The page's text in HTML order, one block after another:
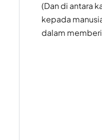
(Dan di antara
kepada
dalam